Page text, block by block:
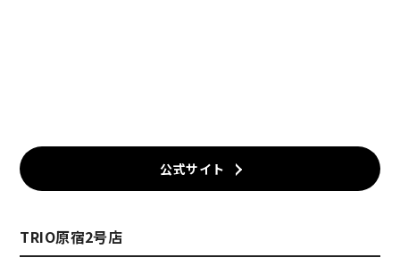
公式サイト
TRIO原宿2号店